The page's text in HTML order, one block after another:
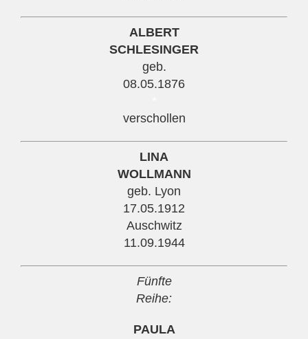
ALBERT
SCHLESINGER
geb.
08.05.1876
verschollen
LINA
WOLLMANN
geb. Lyon
17.05.1912
Auschwitz
11.09.1944
Fünfte
Reihe:
PAULA